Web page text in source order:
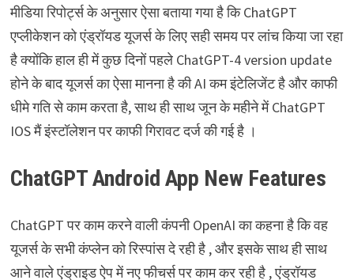
मीडिया रिपोर्ट्स के अनुसार ऐसा बताया गया है कि ChatGPT
एप्लीकेशन को एंड्रॉयड यूजर्स के लिए सही समय पर लांच किया जा रहा
है क्योंकि हाल ही में कुछ दिनों पहले ChatGPT-4 version update
होने के बाद यूजर्स का ऐसा मानना है की AI कम इंटेलिजेंट है और काफी
धीमे गति से काम करता है, साथ ही साथ जून के महीने में ChatGPT
IOS मैं इंस्टॉलेशन पर काफी गिरावट दर्ज की गई है ।
ChatGPT Android App New Features
ChatGPT पर काम करने वाली कंपनी OpenAI का कहना है कि वह
यूजर्स के सभी कंप्लेन को रिस्पांस दे रही है , और इसके साथ ही साथ
आने वाले एंड्राइड ऐप में नए फीचर्स पर काम कर रही है , एंड्रॉयड